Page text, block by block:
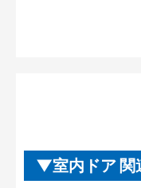
室内ドア 関